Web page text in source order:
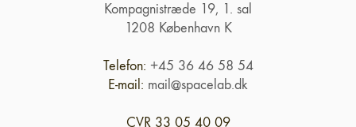
Kompagnistræde 19, 1. sal
1208 København K
Telefon: +45 36 46 58 54
E-mail: mail@spacelab.dk
CVR 33 05 40 09